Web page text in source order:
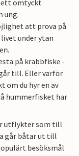
ett omtyckt
ung.
att prova på
under ytan
på krabbfiske -
till. Eller varför
om du hyr en av
hummerfisket har
utflykter som till
går båtar ut till
besöksmål